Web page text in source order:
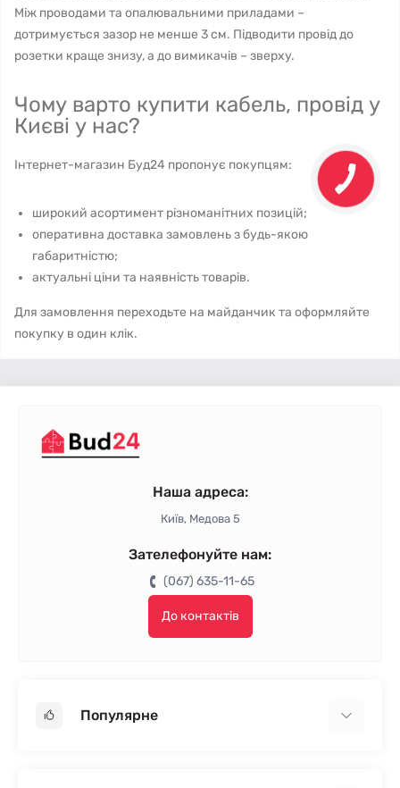
Між проводами та опалювальними приладами –
дотримується зазор не менше 3 см. Підводити провід до
розетки краще знизу, а до вимикачів – зверху.
Чому варто купити кабель, провід у
Києві у нас?
Інтернет-магазин Буд24 пропонує покупцям:
широкий асортимент різноманітних позицій;
оперативна доставка замовлень з будь-якою
габаритністю;
актуальні ціни та наявність товарів.
Для замовлення переходьте на майданчик та оформляйте
покупку в один клік.
Наша адреса:
Київ, Медова 5
Зателефонуйте нам:
(067) 635-11-65
До контактів
Популярне